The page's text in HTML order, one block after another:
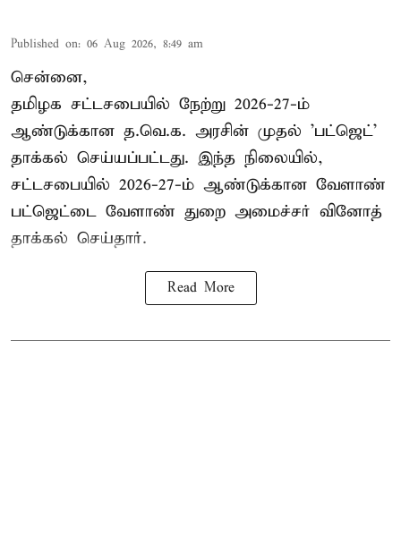
Published on: 06 Aug 2026, 8:49 am
சென்னை,
தமிழக சட்டசபையில் நேற்று 2026-27-ம்
ஆண்டுக்கான த.வெ.க. அரசின் முதல் 'பட்ஜெட்'
தாக்கல் செய்யப்பட்டது. இந்த நிலையில்,
சட்டசபையில் 2026-27-ம் ஆண்டுக்கான வேளாண்
பட்ஜெட்டை வேளாண் துறை அமைச்சர் வினோத்
தாக்கல் செய்தார்.
Read More